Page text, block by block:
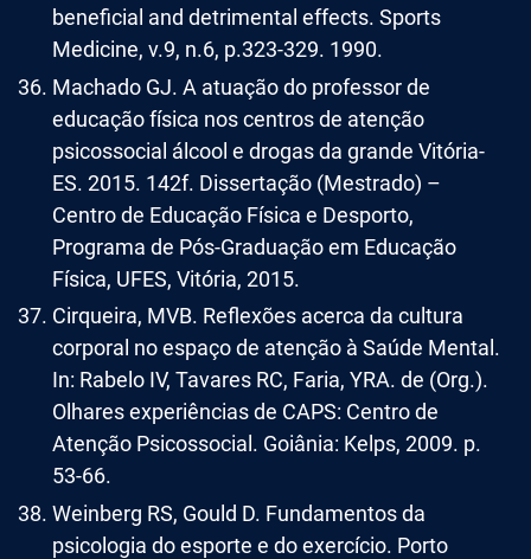
beneficial and detrimental effects. Sports
Medicine, v.9, n.6, p.323-329. 1990.
Machado GJ. A atuação do professor de
educação física nos centros de atenção
psicossocial álcool e drogas da grande Vitória-
ES. 2015. 142f. Dissertação (Mestrado) –
Centro de Educação Física e Desporto,
Programa de Pós-Graduação em Educação
Física, UFES, Vitória, 2015.
Cirqueira, MVB. Reflexões acerca da cultura
corporal no espaço de atenção à Saúde Mental.
In: Rabelo IV, Tavares RC, Faria, YRA. de (Org.).
Olhares experiências de CAPS: Centro de
Atenção Psicossocial. Goiânia: Kelps, 2009. p.
53-66.
Weinberg RS, Gould D. Fundamentos da
psicologia do esporte e do exercício. Porto